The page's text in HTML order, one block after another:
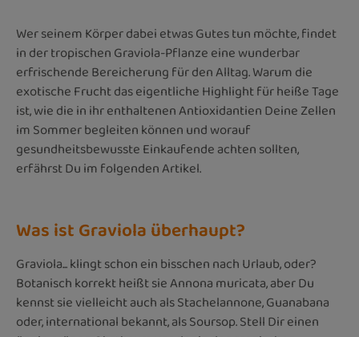
Wer seinem Körper dabei etwas Gutes tun möchte, findet
in der tropischen Graviola-Pflanze eine wunderbar
erfrischende Bereicherung für den Alltag. Warum die
exotische Frucht das eigentliche Highlight für heiße Tage
ist, wie die in ihr enthaltenen Antioxidantien Deine Zellen
im Sommer begleiten können und worauf
gesundheitsbewusste Einkaufende achten sollten,
erfährst Du im folgenden Artikel.
Was ist Graviola überhaupt?
Graviola... klingt schon ein bisschen nach Urlaub, oder?
Botanisch korrekt heißt sie Annona muricata, aber Du
kennst sie vielleicht auch als Stachelannone, Guanabana
oder, international bekannt, als Soursop. Stell Dir einen